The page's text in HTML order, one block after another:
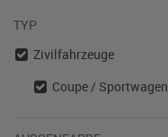
TYP
Zivilfahrzeuge
Coupe / Sportwagen